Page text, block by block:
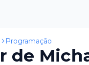
Programação
de